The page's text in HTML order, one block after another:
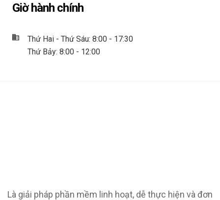
Giờ hành chính
Thứ Hai - Thứ Sáu: 8:00 - 17:30
Thứ Bảy: 8:00 - 12:00
Là giải pháp phần mềm linh hoạt, dễ thực hiện và đơn